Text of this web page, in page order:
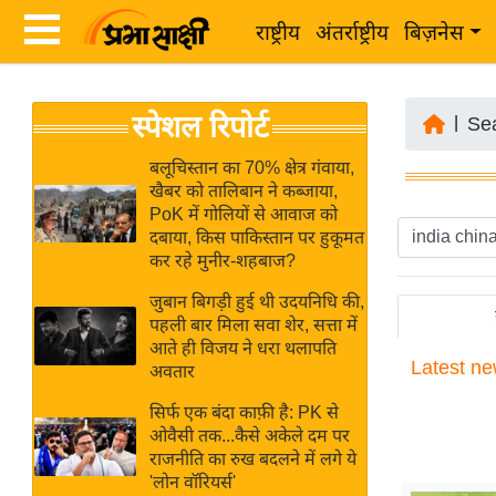
राष्ट्रीय अंतर्राष्ट्रीय बिज़नेस
News
Hindi
Hindi
Live
News in
Hindi
ब
र
अंतर्राष्ट्रीय
बिज़नेस
उद्योग
विशेषज्ञ
राय
स्पेशल रिपोर्ट
बलूचिस्तान का 70% क्षेत्र गंवाया,
खैबर को तालिबान ने कब्जाया,
PoK में गोलियों से आवाज को
दबाया, किस पाकिस्तान पर हुकूमत
कर रहे मुनीर-शहबाज?
जुबान बिगड़ी हुई थी उदयनिधि की,
पहली बार मिला सवा शेर, सत्ता में
आते ही विजय ने धरा थलापति
अवतार
सिर्फ एक बंदा काफ़ी है: PK से
ओवैसी तक...कैसे अकेले दम पर
राजनीति का रुख बदलने में लगे ये
'लोन वॉरियर्स'
Latest